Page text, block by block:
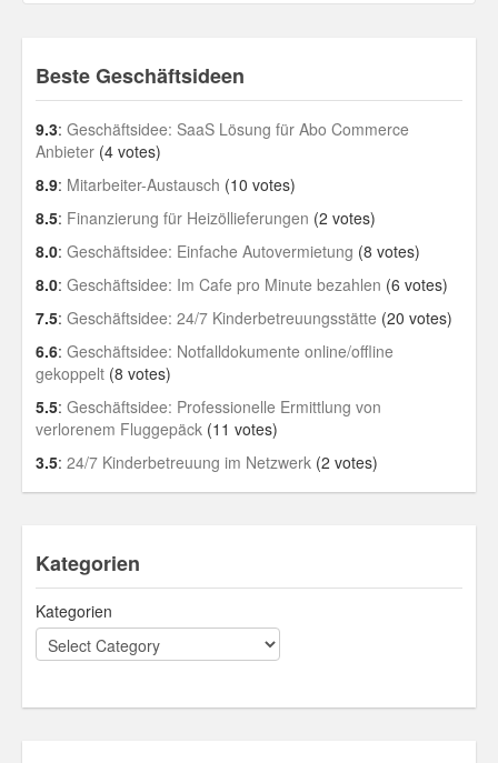
Beste Geschäftsideen
9.3: Geschäftsidee: SaaS Lösung für Abo Commerce
Anbieter (4 votes)
8.9: Mitarbeiter-Austausch (10 votes)
8.5: Finanzierung für Heizöllieferungen (2 votes)
8.0: Geschäftsidee: Einfache Autovermietung (8 votes)
8.0: Geschäftsidee: Im Cafe pro Minute bezahlen (6 votes)
7.5: Geschäftsidee: 24/7 Kinderbetreuungsstätte (20 votes)
6.6: Geschäftsidee: Notfalldokumente online/offline
gekoppelt (8 votes)
5.5: Geschäftsidee: Professionelle Ermittlung von
verlorenem Fluggepäck (11 votes)
3.5: 24/7 Kinderbetreuung im Netzwerk (2 votes)
Kategorien
Kategorien